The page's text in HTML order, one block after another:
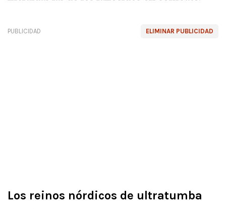
ELIMINAR PUBLICIDAD
PUBLICIDAD
Los reinos nórdicos de ultratumba